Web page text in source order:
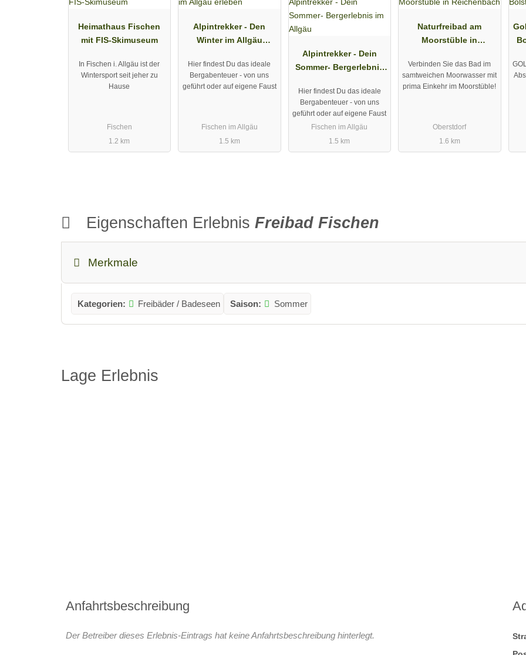
Heimathaus Fischen
mit FIS-Skimuseum
In Fischen i. Allgäu ist der
Wintersport seit jeher zu
Hause
Fischen
1.2 km
Alpintrekker - Den
Winter im Allgäu
Hier findest Du das ideale
Bergabenteuer - von uns
geführt oder auf eigene Faust
Fischen im Allgäu
1.5 km
Alpintrekker - Dein
Sommer- Bergerlebnis
Hier findest Du das ideale
Bergabenteuer - von uns
geführt oder auf eigene Faust
Fischen im Allgäu
1.5 km
Naturfreibad am
Moorstüble in
Verbinden Sie das Bad im
samtweichen Moorwasser mit
prima Einkehr im Moorstüble!
Oberstdorf
1.6 km
Eigenschaften ErlebnisFreibad Fischen
Merkmale
Kategorien: Freibäder / Badeseen Saison: Sommer
Lage Erlebnis
Anfahrtsbeschreibung
Der Betreiber dieses Erlebnis-Eintrags hat keine Anfahrtsbeschreibung hinterlegt.